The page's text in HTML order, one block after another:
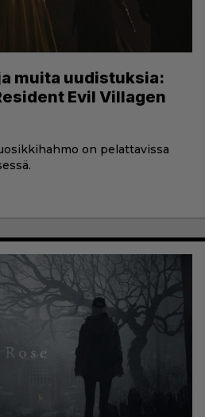
muita uudistuksia:
Evil Villagen
on pelattavissa